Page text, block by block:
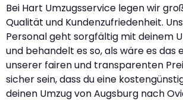
Bei Hart Umzugsservice legen wir
Qualität und Kundenzufriedenheit.
Personal geht sorgfältig mit deinem
und behandelt es so, als wäre es das
unserer fairen und transparenten
sicher sein, dass du eine
deinen Umzug von Augsburg nach